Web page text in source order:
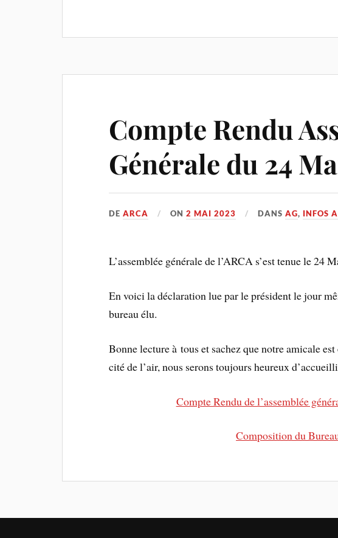
Compte Rendu
Générale du 24
DEARCA ON2 MAI 2023 DANSAG, INFOS
L’assemblée générale de l’ARCA s’est tenue le 24
En voici la déclaration lue par le président le jour
bureau élu.
Bonne lecture à tous et sachez que notre amicale
cité de l’air, nous serons toujours heureux
Compte Rendu de l’assemblée
Composition du